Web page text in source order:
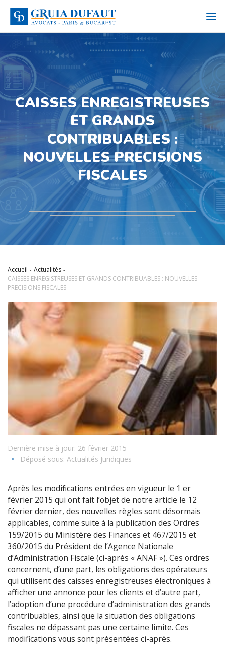
CAISSES ENREGISTREUSES
ET GRANDS
CONTRIBUABLES :
NOUVELLES PRECISIONS
FISCALES
Accueil
Actualités
CAISSES ENREGISTREUSES ET GRANDS CONTRIBUABLES : NOUVELLES
PRECISIONS FISCALES
Dernière mise à jour: 26 février 2015
•
Déposé sous: Actualités Juridiques
Après les modifications entrées en vigueur le 1 er
février 2015 qui ont fait l’objet de notre article le 12
février dernier, des nouvelles règles sont désormais
applicables, comme suite à la publication des Ordres
159/2015 du Ministère des Finances et 467/2015 et
360/2015 du Président de l’Agence Nationale
d’Administration Fiscale (ci-après « ANAF »). Ces ordres
concernent, d’une part, les obligations des opérateurs
qui utilisent des caisses enregistreuses électroniques à
afficher une annonce pour les clients et d’autre part,
l’adoption d’une procédure d’administration des grands
contribuables, ainsi que la situation des obligations
fiscales ne dépassant pas une certaine limite. Ces
modifications vous sont présentées ci-après.